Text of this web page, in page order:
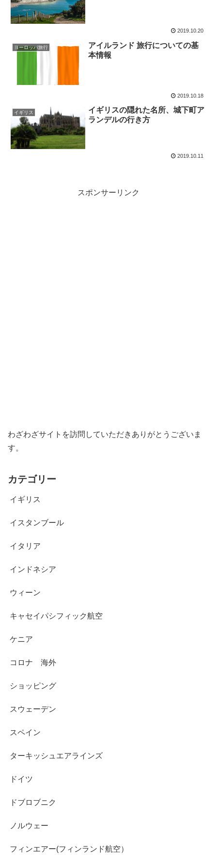
2019.10.20
ヨーロッパ旅行
アイルランド 旅行についての基
本情報
2019.10.18
イギリス
イギリスの隠れた名所、城下町ア
ランデルの行き方
2019.10.11
スポンサーリンク
わざわざサイトを訪問していただきありがとうございま
す。
カテゴリー
イギリス
イスタンブール
イタリア
インドネシア
ウィーン
キャセイパシフィック航空
ケニア
コロナ 海外
ショッピング
スウェーデン
スペイン
ターキッシュエアラインズ
ドイツ
ドブロブニク
ノルウェー
フィンエアー(フィンランド航空）